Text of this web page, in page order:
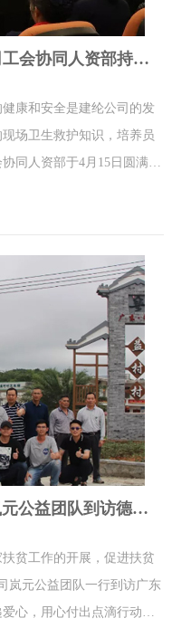
关爱员工健康和安全～建纶公司工会协同人资部持续推进急救知识培训工作开展
康和安全是建纶公司的发
场卫生救护知识，培养员
同人资部于4月15日圆满开
用心公益 传递爱心--建纶公司岚元公益团队到访德庆县考察
贫工作的开展，促进扶贫
岚元公益团队一行到访广东
心，用心付出点滴行动回